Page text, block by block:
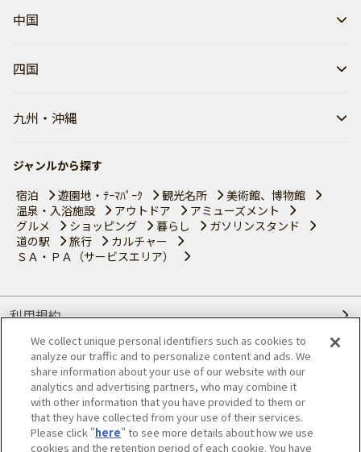
中国
四国
九州・沖縄
ジャンルから探す
宿泊
遊園地・ﾃｰﾏﾊﾟｰｸ 観光名所
美術館、博物館
温泉・入浴施設
アウトドア
アミューズメント
グルメ
ショッピング 暮らし
ガソリンスタンド
道の駅
旅行
カルチャー
ＳＡ・ＰＡ（サービスエリア）
利用規約
個人情報の取り扱いについて
会員優待サービスの提携をご検討の方へ
JAFホームページ
We collect unique personal identifiers such as cookies to
analyze our traffic and to personalize content and ads. We
share information about your use of our website with our
analytics and advertising partners, who may combine it
with other information that you have provided to them or
that they have collected from your use of their services.
Please click "here" to see more details about how we use
cookies and the retention period of each cookie. You have